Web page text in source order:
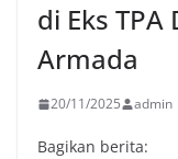
di Eks
Armada
20/11/2025 admin
Bagikan berita: